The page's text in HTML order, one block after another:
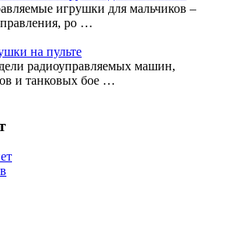
игрушки для мальчиков –
ро …
на пульте
радиоуправляемых машин,
и танковых бое …